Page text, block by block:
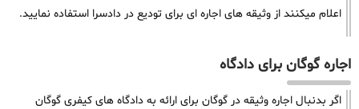
اعلام میکنند از وثیقه های اجاره ای برای تودیع در دادسرا استفاده نمایید.
اجاره گوگان برای دادگاه
اگر بدنبال اجاره وثیقه در گوگان برای ارائه به دادگاه های کیفری گوگان